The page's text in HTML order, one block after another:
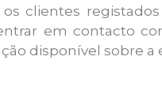
clientes
em contacto
disponível sobre a